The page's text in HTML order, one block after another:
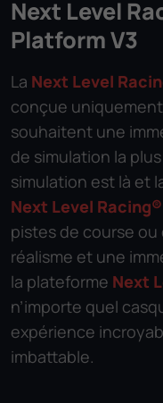
Next Level
Platform V3
La Next Level
conçue
souhaitent une
de simulation la
simulation est là et
Next Level Racing®
pistes de course
réalisme et une
la plateforme Next
n’importe quel
expérience
imbattable.